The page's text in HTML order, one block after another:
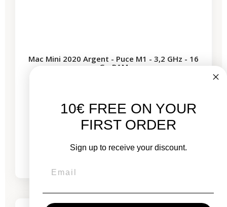
Mac Mini 2020 Argent - Puce M1 - 3,2 GHz - 16
Go RAM
Neuf :
À partir de
10€ FREE ON YOUR
FIRST ORDER
Sign up to receive your discount.